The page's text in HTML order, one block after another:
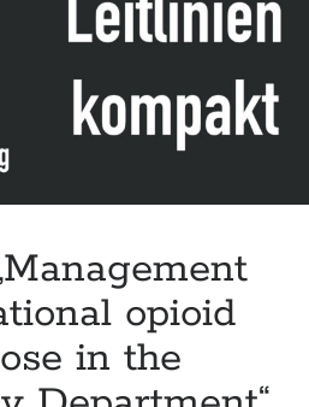
triage
of
(acetaminophen)
exposure“
opioid
in the